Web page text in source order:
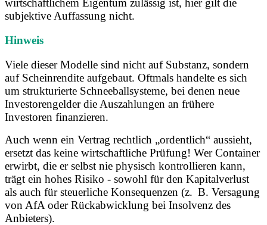
wirtschaftlichem Eigentum zulässig ist, hier gilt die
subjektive Auffassung nicht.
Hinweis
Viele dieser Modelle sind nicht auf Substanz, sondern
auf Scheinrendite aufgebaut. Oftmals handelte es sich
um strukturierte Schneeballsysteme, bei denen neue
Investorengelder die Auszahlungen an frühere
Investoren finanzieren.
Auch wenn ein Vertrag rechtlich „ordentlich“ aussieht,
ersetzt das keine wirtschaftliche Prüfung! Wer Container
erwirbt, die er selbst nie physisch kontrollieren kann,
trägt ein hohes Risiko - sowohl für den Kapitalverlust
als auch für steuerliche Konsequenzen (z. B. Versagung
von AfA oder Rückabwicklung bei Insolvenz des
Anbieters).